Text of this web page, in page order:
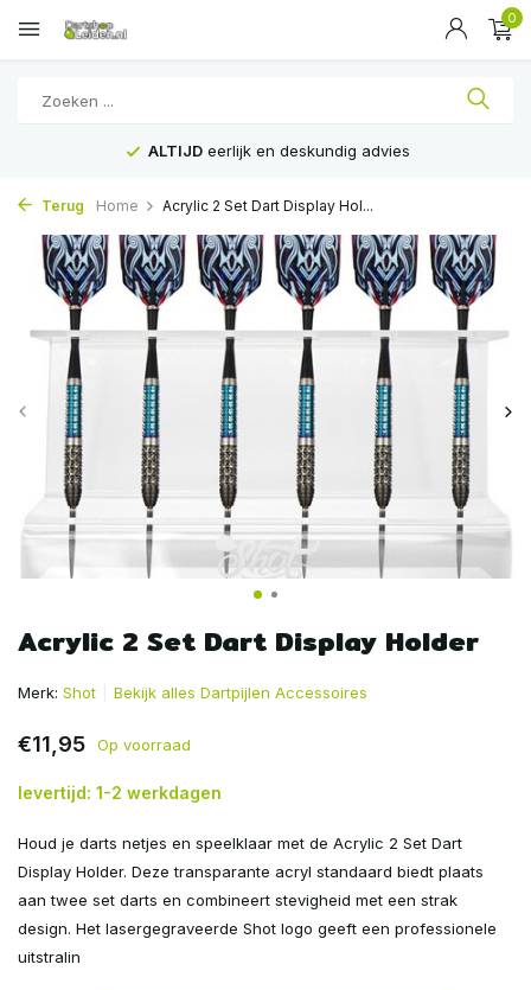
0
ALTIJD eerlijk en deskundig advies
Terug Home Acrylic 2 Set Dart Display Hol...
Acrylic 2 Set Dart Display Holder
Merk: Shot Bekijk alles Dartpijlen Accessoires
€11,95 Op voorraad
levertijd: 1-2 werkdagen
Houd je darts netjes en speelklaar met de Acrylic 2 Set Dart
Display Holder. Deze transparante acryl standaard biedt plaats
aan twee set darts en combineert stevigheid met een strak
design. Het lasergegraveerde Shot logo geeft een professionele
uitstralin